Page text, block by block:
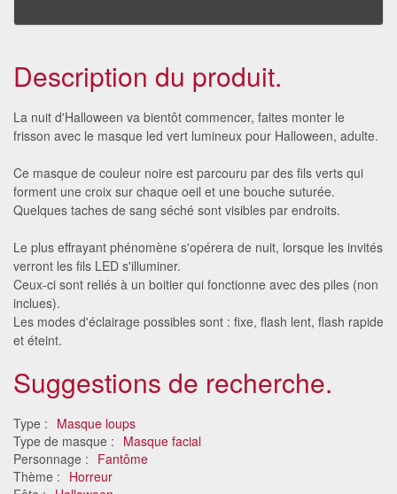
Description du produit.
La nuit d'Halloween va bientôt commencer, faites monter le
frisson avec le masque led vert lumineux pour Halloween, adulte.
Ce masque de couleur noire est parcouru par des fils verts qui
forment une croix sur chaque oeil et une bouche suturée.
Quelques taches de sang séché sont visibles par endroits.
Le plus effrayant phénomène s'opérera de nuit, lorsque les invités
verront les fils LED s'illuminer.
Ceux-ci sont reliés à un boitier qui fonctionne avec des piles (non
inclues).
Les modes d'éclairage possibles sont : fixe, flash lent, flash rapide
et éteint.
Suggestions de recherche.
Type : Masque loups
Type de masque : Masque facial
Personnage : Fantôme
Thème : Horreur